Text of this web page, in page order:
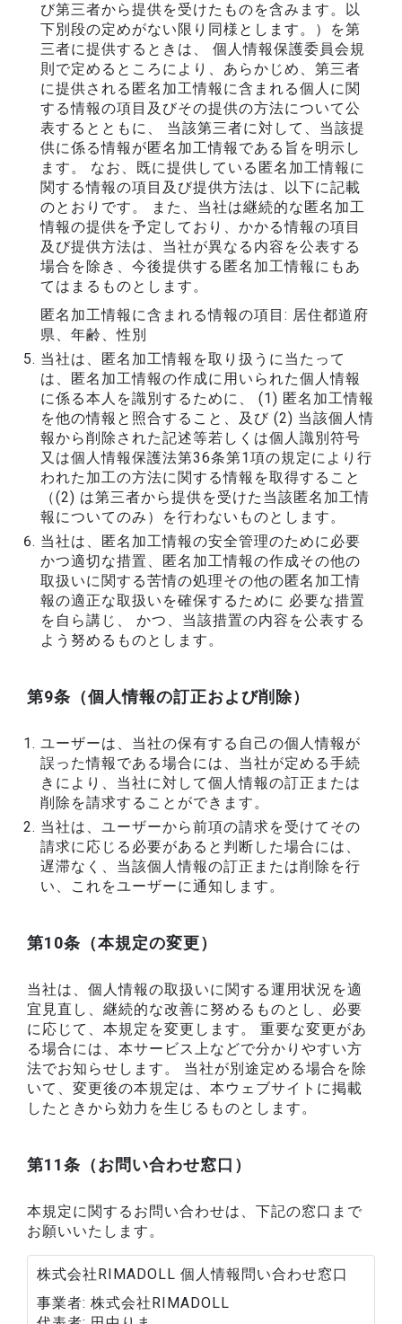
び第三者から提供を受けたものを含みます。以
下別段の定めがない限り同様とします。）を第
三者に提供するときは、 個人情報保護委員会規
則で定めるところにより、あらかじめ、第三者
に提供される匿名加工情報に含まれる個人に関
する情報の項目及びその提供の方法について公
表するとともに、 当該第三者に対して、当該提
供に係る情報が匿名加工情報である旨を明示し
ます。 なお、既に提供している匿名加工情報に
関する情報の項目及び提供方法は、以下に記載
のとおりです。 また、当社は継続的な匿名加工
情報の提供を予定しており、かかる情報の項目
及び提供方法は、当社が異なる内容を公表する
場合を除き、今後提供する匿名加工情報にもあ
てはまるものとします。
匿名加工情報に含まれる情報の項目: 居住都道府
県、年齢、性別
当社は、匿名加工情報を取り扱うに当たって
は、匿名加工情報の作成に用いられた個人情報
に係る本人を識別するために、 (1) 匿名加工情報
を他の情報と照合すること、及び (2) 当該個人情
報から削除された記述等若しくは個人識別符号
又は個人情報保護法第36条第1項の規定により行
われた加工の方法に関する情報を取得すること
（(2) は第三者から提供を受けた当該匿名加工情
報についてのみ）を行わないものとします。
当社は、匿名加工情報の安全管理のために必要
かつ適切な措置、匿名加工情報の作成その他の
取扱いに関する苦情の処理その他の匿名加工情
報の適正な取扱いを確保するために 必要な措置
を自ら講じ、 かつ、当該措置の内容を公表する
よう努めるものとします。
第9条（個人情報の訂正および削除）
ユーザーは、当社の保有する自己の個人情報が
誤った情報である場合には、当社が定める手続
きにより、当社に対して個人情報の訂正または
削除を請求することができます。
当社は、ユーザーから前項の請求を受けてその
請求に応じる必要があると判断した場合には、
遅滞なく、当該個人情報の訂正または削除を行
い、これをユーザーに通知します。
第10条（本規定の変更）
当社は、個人情報の取扱いに関する運用状況を適
宜見直し、継続的な改善に努めるものとし、必要
に応じて、本規定を変更します。 重要な変更があ
る場合には、本サービス上などで分かりやすい方
法でお知らせします。 当社が別途定める場合を除
いて、変更後の本規定は、本ウェブサイトに掲載
したときから効力を生じるものとします。
第11条（お問い合わせ窓口）
本規定に関するお問い合わせは、下記の窓口まで
お願いいたします。
株式会社RIMADOLL 個人情報問い合わせ窓口
事業者 株式会社RIMADOLL